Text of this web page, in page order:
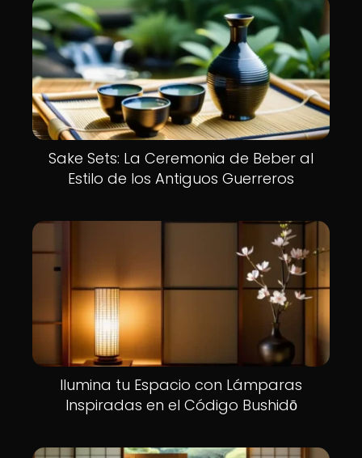
Sake Sets: La Ceremonia de Beber al
Estilo de los Antiguos Guerreros
Ilumina tu Espacio con Lámparas
Inspiradas en el Código Bushidō